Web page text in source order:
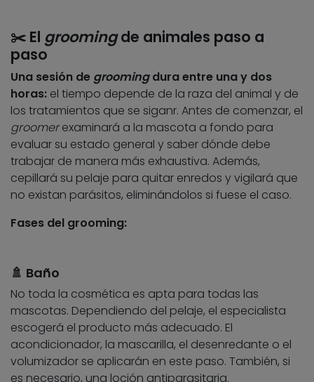
✂️ El groomingde animales paso a
paso
Una sesión de groomingdura entre una y dos
horas: el tiempo depende de la raza del animal y de
los tratamientos que se siganr. Antes de comenzar, el
groomerexaminará a la mascota a fondo para
evaluar su estado general y saber dónde debe
trabajar de manera más exhaustiva. Además,
cepillará su pelaje para quitar enredos y vigilará que
no existan parásitos, eliminándolos si fuese el caso.
Fases del grooming:
🚿 Baño
No toda la cosmética es apta para todas las
mascotas. Dependiendo del pelaje, el especialista
escogerá el producto más adecuado. El
acondicionador, la mascarilla, el desenredante o el
volumizador se aplicarán en este paso. También, si
es necesario, una loción antiparasitaria.